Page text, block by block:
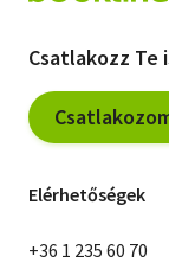
Csatlakozz Te
Elérhetőségek
+36 1 235 60 70